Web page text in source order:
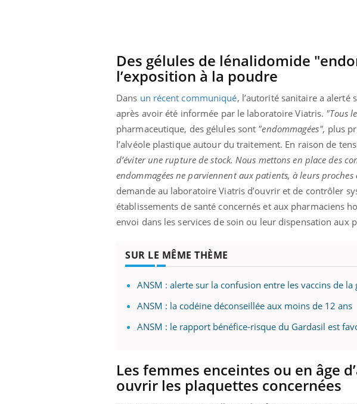
Des gélules de lénalidomide
l’exposition à la poudre
Dans un récent communiqué, l’autorité sanitaire a
après avoir été informée par le laboratoire Viatris. "Tous
pharmaceutique, des gélules sont "endommagées", plus
l’alvéole plastique autour du traitement. En raison de
d’éviter une rupture de stock. Nous mettons en place des
endommagées ne parviennent aux patients, à leurs proches
demande au laboratoire Viatris d’ouvrir et de contrôler
établissements de santé concernés et aux pharmaciens
envoi dans les services de soin ou leur dispensation aux
SUR LE MÊME THÈME
ANSM : alerte sur la confusion entre les vaccins de
ANSM : la codéine déconseillée aux moins de 12 ans
ANSM : le rapport bénéfice-risque du Gardasil est
Les femmes enceintes ou en âge
ouvrir les plaquettes concernées